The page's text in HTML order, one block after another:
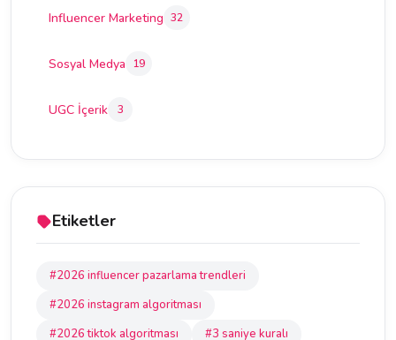
Influencer Marketing 32
Sosyal Medya 19
UGC İçerik 3
Etiketler
#2026 influencer pazarlama trendleri
#2026 instagram algoritması
#2026 tiktok algoritması
#3 saniye kuralı